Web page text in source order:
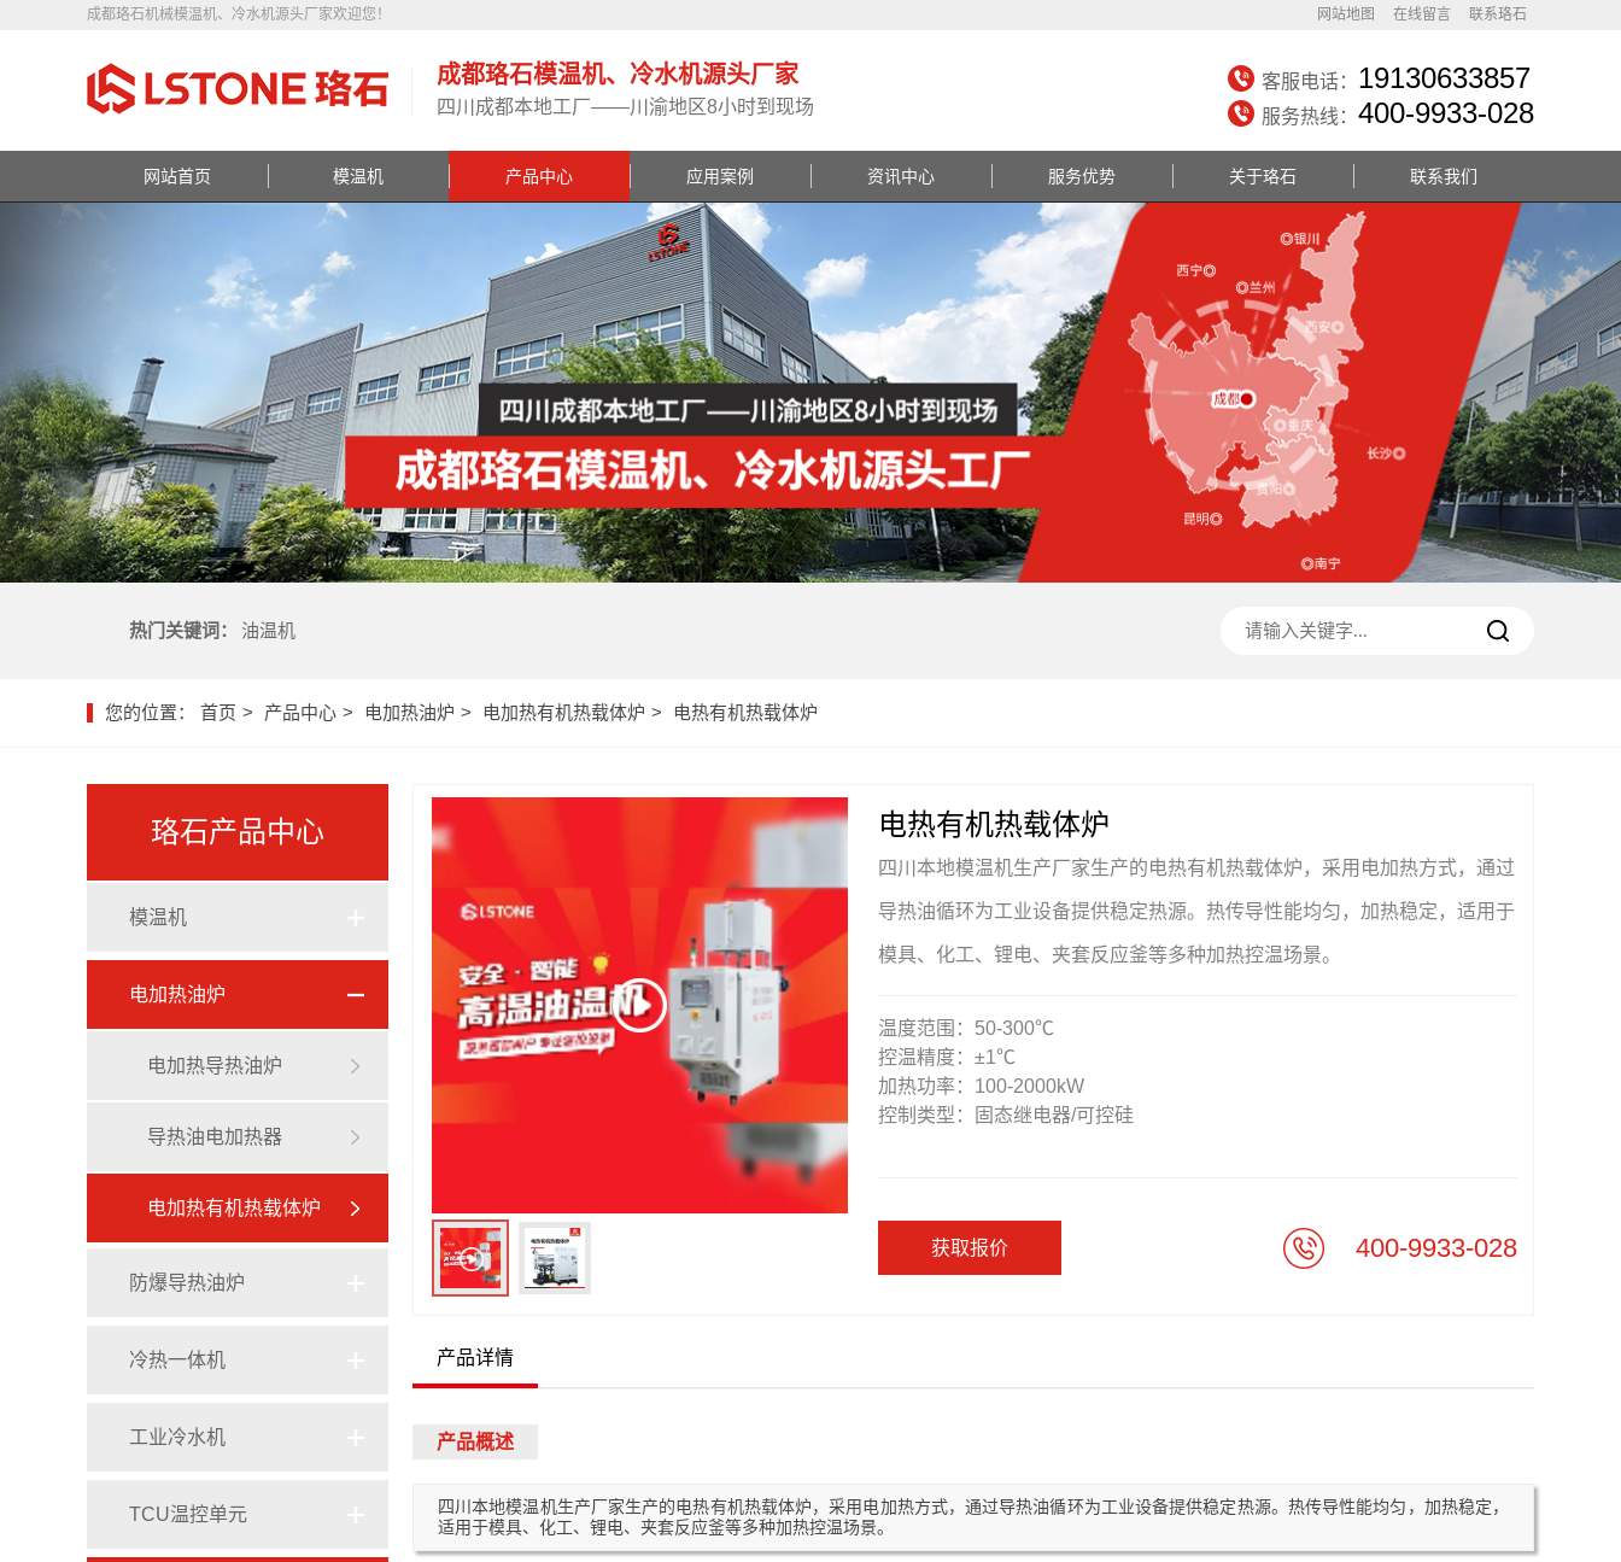
网站地图 在线留言 联系珞石
成都珞石机械模温机、冷水机源头厂家欢迎您！
客服电话： 19130633857
服务热线： 400-9933-028
成都珞石模温机、冷水机源头厂家
四川成都本地工厂——川渝地区8小时到现场
网站首页 模温机 产品中心 应用案例 资讯中心 服务优势 关于珞石 联系我们
热门关键词： 油温机
您的位置： 首页 产品中心 电加热油炉 电加热有机热载体炉 电热有机热载体炉
珞石产品中心
模温机
油式模温机
水式模温机
定制模温机
专用模温机
电加热油炉
电加热导热油炉
导热油电加热器
电加热有机热载体炉
防爆导热油炉
冷热一体机
工业冷水机
TCU温控单元
电热有机热载体炉
四川本地模温机生产厂家生产的电热有机热载体炉，采用电加热方式，通过
导热油循环为工业设备提供稳定热源。热传导性能均匀，加热稳定，适用于
模具、化工、锂电、夹套反应釜等多种加热控温场景。
温度范围：50-300℃
控温精度：±1℃
加热功率：100-2000kW
控制类型：固态继电器/可控硅
获取报价 400-9933-028
产品详情
产品概述
四川本地模温机生产厂家生产的电热有机热载体炉，采用电加热方式，通过导热油循环为工业设备提供稳定热源。热传导性能均匀，加热稳定，
适用于模具、化工、锂电、夹套反应釜等多种加热控温场景。